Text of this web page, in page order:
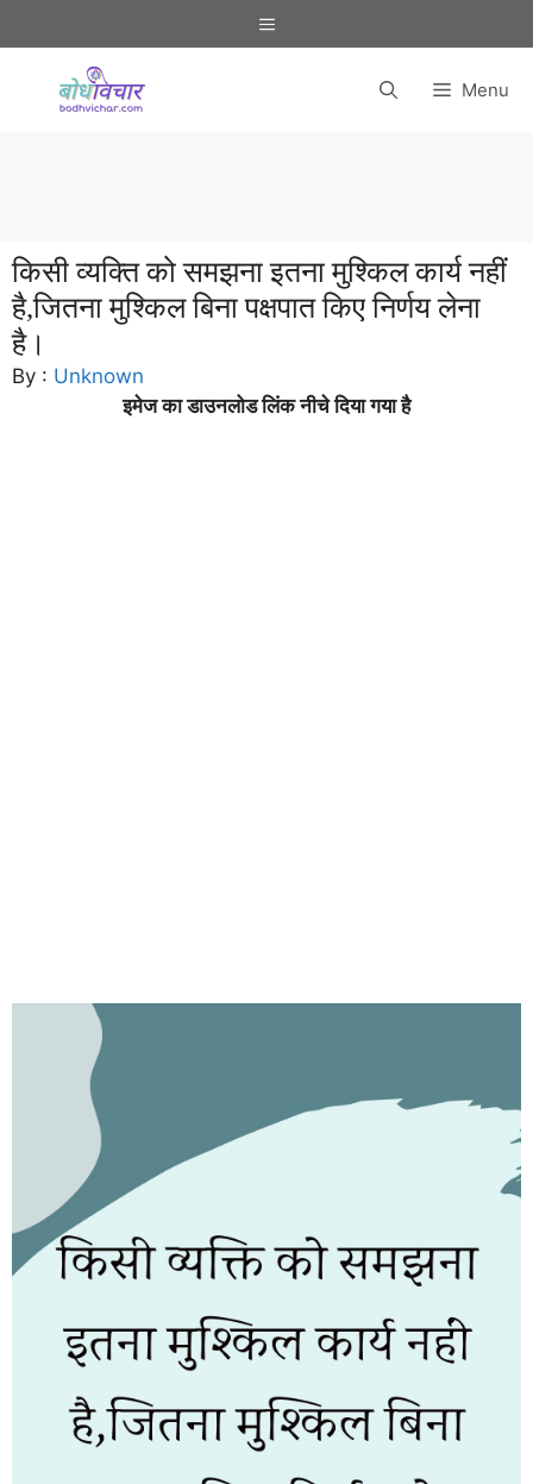
to
Menu
Menu
किसी व्यक्ति को समझना इतना मुश्किल कार्य नहीं
है,जितना मुश्किल बिना पक्षपात किए निर्णय लेना
है।
By : Unknown
इमेज का डाउनलोड लिंक नीचे दिया गया है